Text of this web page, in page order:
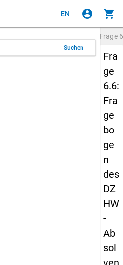
EN account_circle shopping_cart
Suchen
Frage
Fra
ge
6.6:
Fra
ge
bo
ge
n
des
DZ
HW
-
Ab
sol
ven